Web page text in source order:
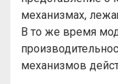
механизмах,
В то же время
механизмов